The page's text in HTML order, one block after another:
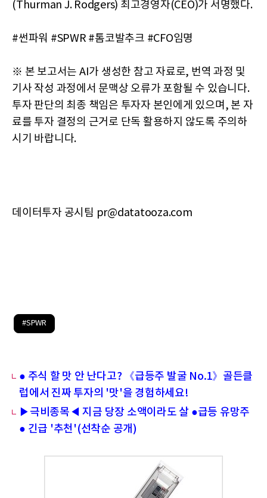
(Thurman J. Rodgers) 최고경영자(CEO)가 서명했다.
#썬파워 #SPWR #톰코발추크 #CFO임명
※ 본 보고서는 AI가 생성한 참고 자료로, 번역 과정 및
기사 작성 과정에서 문맥상 오류가 포함될 수 있습니다.
투자 판단의 최종 책임은 투자자 본인에게 있으며, 본 자
료를 투자 결정의 근거로 단독 활용하지 않도록 주의하
시기 바랍니다.
데이터투자 공시팀 pr@datatooza.com
#SPWR
● 주식 할 맛 안 난다고? 《급등주 발굴 No.1》골든클
럽에서 진짜 투자의 '맛'을 경험하세요!
▶극비종목◀ 지금 당장 소액이라도 살 ●급등 유망주
● 긴급 '추천'(선착순 공개)